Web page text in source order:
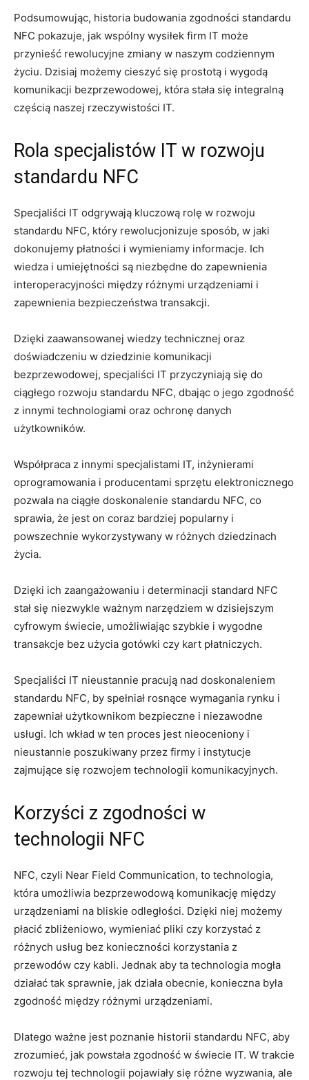
Podsumowując, historia budowania zgodności standardu
NFC pokazuje, jak wspólny wysiłek firm IT może
przynieść rewolucyjne zmiany w naszym codziennym
życiu. Dzisiaj możemy cieszyć się prostotą i wygodą
komunikacji bezprzewodowej, która stała się integralną
częścią naszej rzeczywistości IT.
Rola specjalistów IT w rozwoju
standardu NFC
Specjaliści IT odgrywają kluczową rolę w rozwoju
standardu NFC, który rewolucjonizuje sposób, w jaki
dokonujemy płatności i wymieniamy informacje. Ich
wiedza i umiejętności są niezbędne do zapewnienia
interoperacyjności między różnymi urządzeniami i
zapewnienia bezpieczeństwa transakcji.
Dzięki zaawansowanej wiedzy technicznej oraz
doświadczeniu w dziedzinie komunikacji
bezprzewodowej, specjaliści IT przyczyniają się do
ciągłego rozwoju standardu NFC, dbając o jego zgodność
z innymi technologiami oraz ochronę danych
użytkowników.
Współpraca z innymi specjalistami IT, inżynierami
oprogramowania i producentami sprzętu elektronicznego
pozwala na ciągłe doskonalenie standardu NFC, co
sprawia, że jest on coraz bardziej popularny i
powszechnie wykorzystywany w różnych dziedzinach
życia.
Dzięki ich zaangażowaniu i determinacji standard NFC
stał się niezwykle ważnym narzędziem w dzisiejszym
cyfrowym świecie, umożliwiając szybkie i wygodne
transakcje bez użycia gotówki czy kart płatniczych.
Specjaliści IT nieustannie pracują nad doskonaleniem
standardu NFC, by spełniał rosnące wymagania rynku i
zapewniał użytkownikom bezpieczne i niezawodne
usługi. Ich wkład w ten proces jest nieoceniony i
nieustannie poszukiwany przez firmy i instytucje
zajmujące się rozwojem technologii komunikacyjnych.
Korzyści z zgodności w
technologii NFC
NFC, czyli Near Field Communication, to technologia,
która umożliwia bezprzewodową komunikację między
urządzeniami na bliskie odległości. Dzięki niej możemy
płacić zbliżeniowo, wymieniać pliki czy korzystać z
różnych usług bez konieczności korzystania z
przewodów czy kabli. Jednak aby ta technologia mogła
działać tak sprawnie, jak działa obecnie, konieczna była
zgodność między różnymi urządzeniami.
Dlatego ważne jest poznanie historii standardu NFC, aby
zrozumieć, jak powstała zgodność w świecie IT. W trakcie
rozwoju tej technologii pojawiały się różne wyzwania, ale